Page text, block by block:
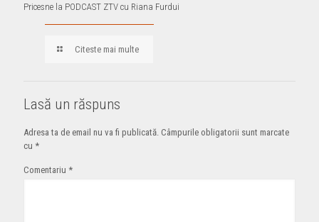
Pricesne la PODCAST ZTV cu Riana Furdui
Citeste mai multe
Lasă un răspuns
Adresa ta de email nu va fi publicată. Câmpurile obligatorii sunt marcate
cu *
Comentariu *